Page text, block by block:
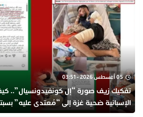
05 أغسطس 2026 - 03:51
تفكيك زيف صورة “إل كونفيدونسيال”..
الإسبانية ضحية غزة إلى “مُعتدى عليه”